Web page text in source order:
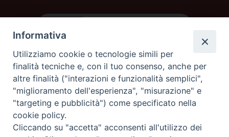
Informativa
Utilizziamo cookie o tecnologie simili per
finalità tecniche e, con il tuo consenso, anche per
altre finalità ("interazioni e funzionalità semplici",
"miglioramento dell'esperienza", "misurazione" e
"targeting e pubblicità") come specificato nella
cookie policy.
Cliccando su "accetta" acconsenti all'utilizzo dei